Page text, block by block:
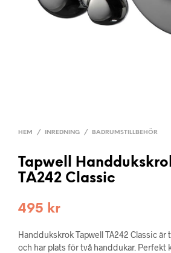
HEM / INREDNING / BADRUMSTILLBEHÖR
Tapwell
TA242 Classic
495 kr
Handdukskrok Tapwell TA242 Classic
och har plats för två handdukar. Perfekt